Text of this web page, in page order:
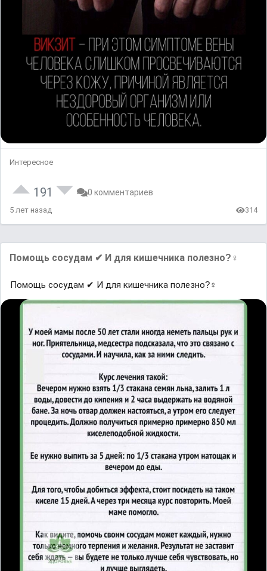
Интересное
191 0 комментариев
5 лет назад 314
Помощь сосудам ✔ И для кишечника полезно?‍♀
Помощь сосудам ✔ И для кишечника полезно?‍♀